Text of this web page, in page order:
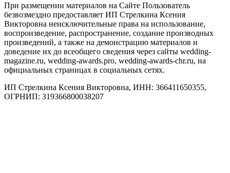
При размещении материалов на Сайте Пользователь
безвозмездно предоставляет ИП Стрелкина Ксения
Викторовна неисключительные права на использование,
воспроизведение, распространение, создание производных
произведений, а также на демонстрацию материалов и
доведение их до всеобщего сведения через сайты wedding-
magazine.ru, wedding-awards.pro, wedding-awards-chr.ru, на
официальных страницах в социальных сетях.
ИП Стрелкина Ксения Викторовна, ИНН: 366411650355,
ОГРНИП: 319366800038207